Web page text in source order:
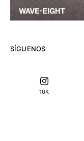
SÍGUENOS
10K